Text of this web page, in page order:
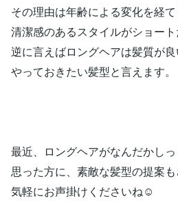
その理由は年齢による変化を経
清潔感のあるスタイルがショート
逆に言えばロングヘアは髪質が
やっておきたい髪型と言えます。
最近、ロングヘアがなんだかし
思った方に、素敵な髪型の提案
気軽にお声掛けくださいね☺️